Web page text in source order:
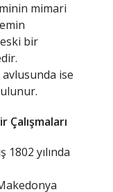
mimari
bir
ise
1802 yılında